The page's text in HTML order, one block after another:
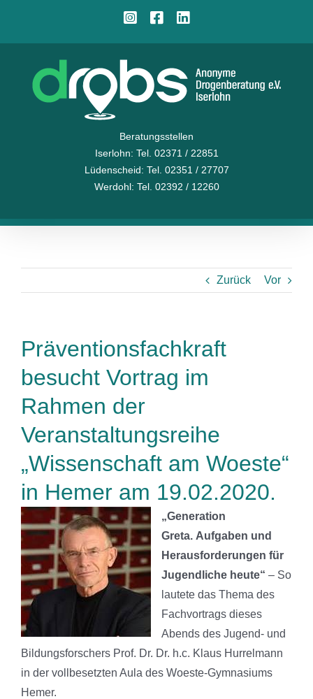
Instagram
Facebook
Beratungsstellen
Iserlohn: Tel. 02371 / 22851
Lüdenscheid: Tel. 02351 / 27707
Werdohl: Tel. 02392 / 12260
Zurück Vor
Präventionsfachkraft
besucht Vortrag im
Rahmen der
Veranstaltungsreihe
„Wissenschaft am Woeste“
in Hemer am 19.02.2020.
„Generation
Greta. Aufgaben und
Herausforderungen für
Jugendliche heute“ – So
lautete das Thema des
Fachvortrags dieses
Abends des Jugend- und
Bildungsforschers Prof. Dr. Dr. h.c. Klaus Hurrelmann
in der vollbesetzten Aula des Woeste-Gymnasiums
Hemer.